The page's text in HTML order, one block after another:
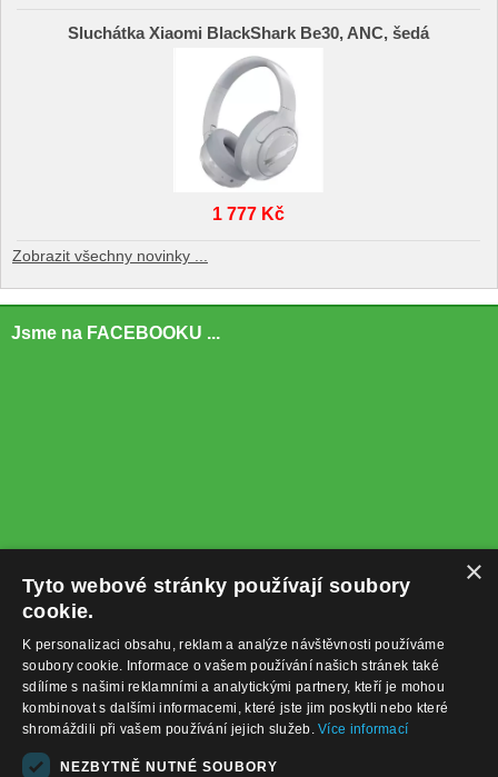
Sluchátka Xiaomi BlackShark Be30, ANC, šedá
1 777 Kč
Zobrazit všechny novinky ...
Jsme na FACEBOOKU ...
+420732122225
×
Tyto webové stránky používají soubory
cookie.
K personalizaci obsahu, reklam a analýze návštěvnosti používáme
soubory cookie. Informace o vašem používání našich stránek také
sdílíme s našimi reklamními a analytickými partnery, kteří je mohou
kombinovat s dalšími informacemi, které jste jim poskytli nebo které
shromáždili při vašem používání jejich služeb.Více informací
NEZBYTNĚ NUTNÉ SOUBORY